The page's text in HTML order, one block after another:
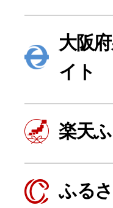
よく見ら
ふるさと
寄付上限
大阪
イト
楽天
ふる